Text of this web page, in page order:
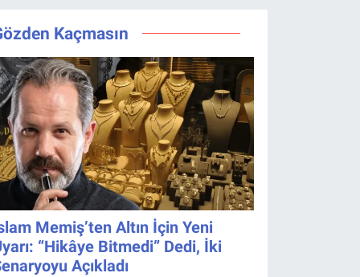
Kaçmasın
Memiş’ten Altın İçin Yeni
“Hikâye Bitmedi” Dedi, İki
Açıkladı